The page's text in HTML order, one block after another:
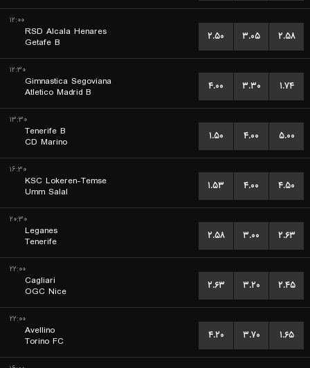
۱۲:۰۰
RSD Alcala Henares
Getafe B
۲.۵۰ ۳.۰۵ ۲.۵۸
۱۲:۳۰
Gimnastica Segoviana
Atletico Madrid B
۴.۰۰ ۳.۳۰ ۱.۷۴
۱۳:۳۰
Tenerife B
CD Marino
۱.۵۰ ۴.۰۰ ۵.۰۰
۱۶:۳۰
KSC Lokeren-Temse
Umm Salal
۱.۵۳ ۴.۰۰ ۴.۵۰
۲۰:۳۰
Leganes
Tenerife
۲.۵۸ ۳.۰۰ ۲.۶۳
۲۲:۰۰
Cagliari
OGC Nice
۲.۶۳ ۳.۲۰ ۲.۴۵
۲۲:۰۰
Avellino
Torino FC
۴.۲۰ ۳.۷۰ ۱.۶۵